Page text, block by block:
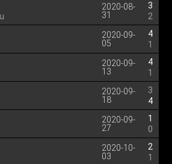
2020-08-
31
3
2
2020-09-
05
4
1
2020-09-
13
4
1
2020-09-
18
3
4
2020-09-
27
1
0
2020-10-
03
2
1